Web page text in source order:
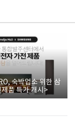
숙박업소 위한 삼
품 특가 개시>